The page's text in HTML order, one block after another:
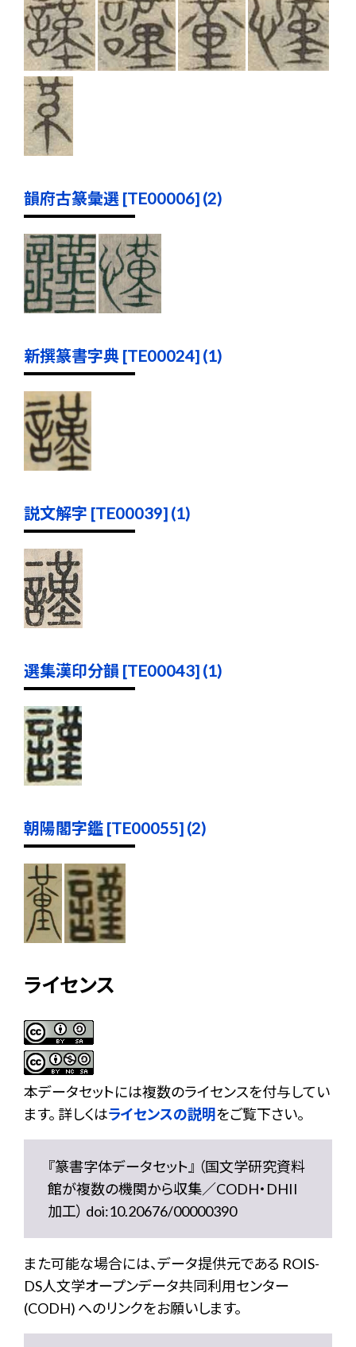
韻府古篆彙選 [TE00006] (2)
新撰篆書字典 [TE00024] (1)
説文解字 [TE00039] (1)
選集漢印分韻 [TE00043] (1)
朝陽閣字鑑 [TE00055] (2)
ライセンス
本データセットには複数のライセンスを付与してい
ます。 詳しくはライセンスの説明をご覧下さい。
『篆書字体データセット』 （国文学研究資料
館が複数の機関から収集／CODH・DHII
加工） doi:10.20676/00000390
また可能な場合には、データ提供元である ROIS-
DS人文学オープンデータ共同利用センター
(CODH) へのリンクをお願いします。